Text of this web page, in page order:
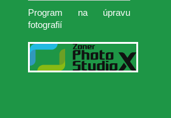
Program na úpravu
fotografií